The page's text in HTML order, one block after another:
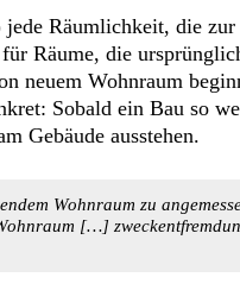
Räumlichkeit, die zur
Räume, die
neuem Wohnraum
Sobald ein Bau so
Gebäude ausstehen.
Wohnraum zu
[…]